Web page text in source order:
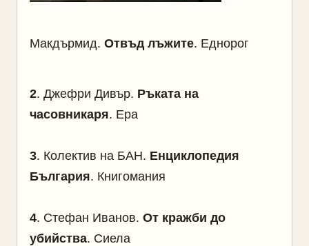
Макдърмид. Отвъд лъжите. Еднорог
2. Джефри Дивър. Ръката на
часовникаря. Ера
3. Колектив на БАН. Енциклопедия
България. Книгомания
4. Стефан Иванов. От кражби до
убийства. Сиела